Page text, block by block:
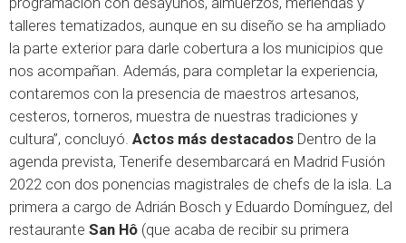
talleres tematizados, aunque en su diseño se ha ampliado
la parte exterior para darle cobertura a los municipios que
nos acompañan. Además, para completar la experiencia,
contaremos con la presencia de maestros artesanos,
cesteros, torneros, muestra de nuestras tradiciones y
cultura”, concluyó. Actos más destacados Dentro de la
agenda prevista, Tenerife desembarcará en Madrid Fusión
2022 con dos ponencias magistrales de chefs de la isla. La
primera a cargo de Adrián Bosch y Eduardo Domínguez, del
restaurante San Hô (que acaba de recibir su primera